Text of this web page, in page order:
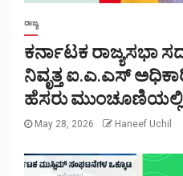
ರಾಜ್ಯ
ಕರ್ನಾಟಕ ರಾಜ್ಯಸಭಾ
ನಿವೃತ್ತ ಐ.ಎ.ಎಸ್
ಹೆಸರು
May 28, 2026 Haneef Uchil